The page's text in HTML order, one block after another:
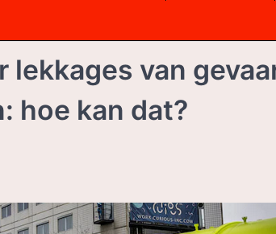
lekkages van
hoe kan dat?